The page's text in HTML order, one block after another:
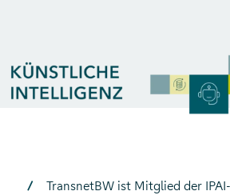
TransnetBW ist Mitglied der